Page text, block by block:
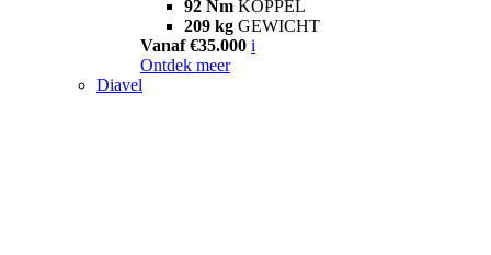
92 Nm KOPPEL
209 kg GEWICHT
Vanaf €35.000 i
Ontdek meer
Diavel